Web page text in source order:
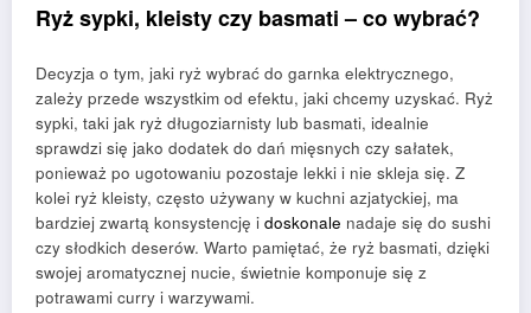
Ryż sypki, kleisty czy basmati – co wybrać?
Decyzja o tym, jaki ryż wybrać do garnka elektrycznego,
zależy przede wszystkim od efektu, jaki chcemy uzyskać. Ryż
sypki, taki jak ryż długoziarnisty lub basmati, idealnie
sprawdzi się jako dodatek do dań mięsnych czy sałatek,
ponieważ po ugotowaniu pozostaje lekki i nie skleja się. Z
kolei ryż kleisty, często używany w kuchni azjatyckiej, ma
bardziej zwartą konsystencję i doskonale nadaje się do sushi
czy słodkich deserów. Warto pamiętać, że ryż basmati, dzięki
swojej aromatycznej nucie, świetnie komponuje się z
potrawami curry i warzywami.